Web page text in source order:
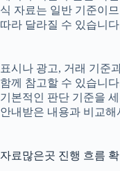
식 자료는 일반 기준이
따라 달라질 수 있습니
표시나 광고, 거래 기준
함께 참고할 수 있습니
기본적인 판단 기준을
안내받은 내용과 비교
자료많은곳 진행 흐름